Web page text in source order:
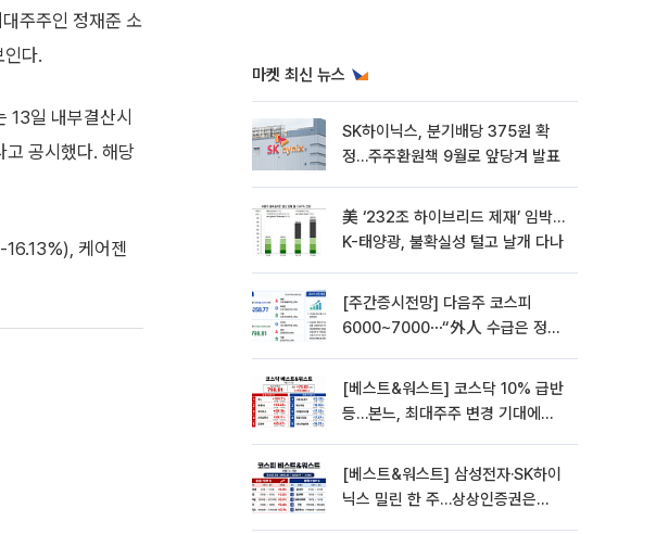
주주인 정재준 소
다.
13일 내부결산시
공시했다. 해당
케어젠
마켓 최신 뉴스
SK하이닉스, 분기배당 375원 확
정…주주환원책 9월로 앞당겨 발표
美 ‘232조 하이브리드 제재’ 임박…
K-태양광, 불확실성 털고 날개 다나
[주간증시전망] 다음주 코스피
6000~7000⋯“外人 수급은 정책
[베스트&워스트] 코스닥 10% 급반
등…본느, 최대주주 변경 기대에
[베스트&워스트] 삼성전자·SK하이
닉스 밀린 한 주…상상인증권은